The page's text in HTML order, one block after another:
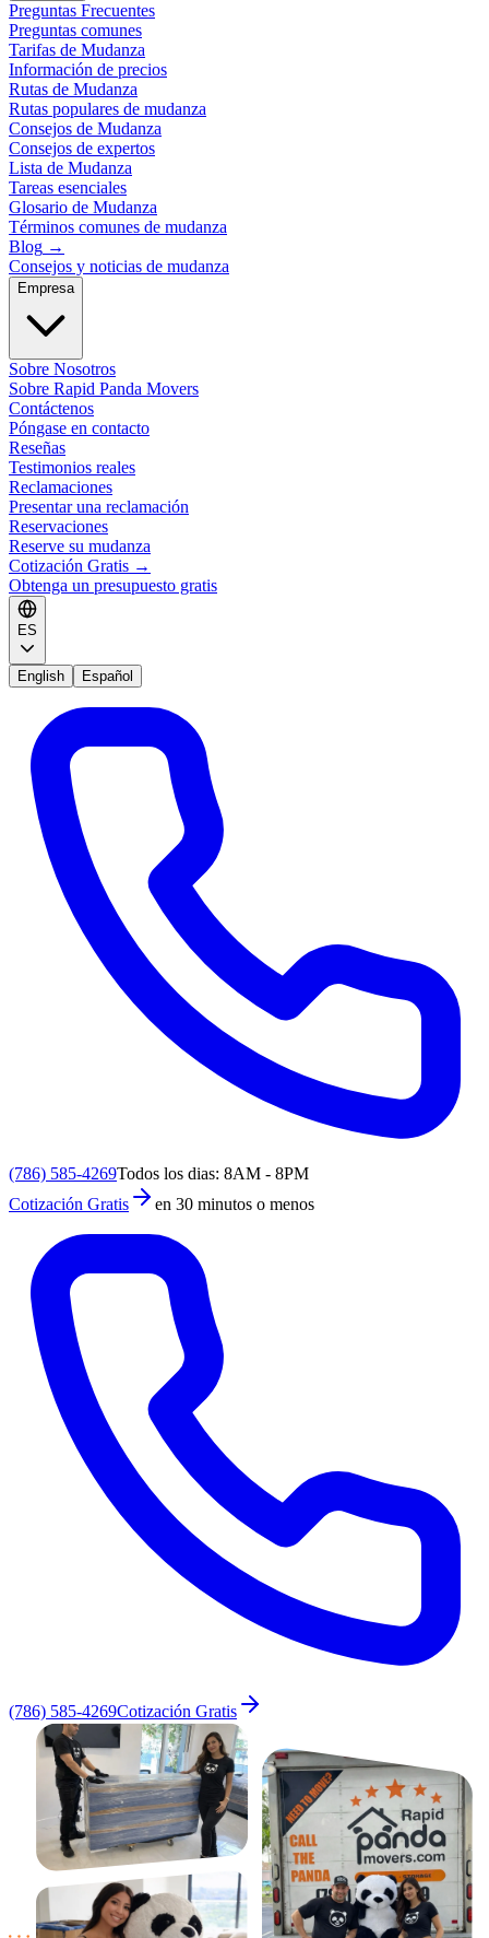
Preguntas Frecuentes
Preguntas comunes
Tarifas de Mudanza
Información de precios
Rutas de Mudanza
Rutas populares de mudanza
Consejos de Mudanza
Consejos de expertos
Lista de Mudanza
Tareas esenciales
Glosario de Mudanza
Términos comunes de mudanza
Blog →
Consejos y noticias de mudanza
Empresa
Sobre Nosotros
Sobre Rapid Panda Movers
Contáctenos
Póngase en contacto
Reseñas
Testimonios reales
Reclamaciones
Presentar una reclamación
Reservaciones
Reserve su mudanza
Cotización Gratis →
Obtenga un presupuesto gratis
ES
English Español
(786) 585-4269Todos los dias: 8AM - 8PM
Cotización Gratis
en 30 minutos o menos
(786) 585-4269Cotización Gratis